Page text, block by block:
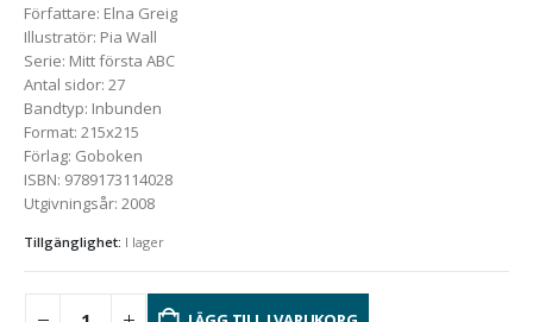
Författare: Elna Greig
Illustratör: Pia Wall
Serie: Mitt första ABC
Antal sidor: 27
Bandtyp: Inbunden
Format: 215x215
Förlag: Goboken
ISBN: 9789173114028
Utgivningsår: 2008
Tillgänglighet: I lager